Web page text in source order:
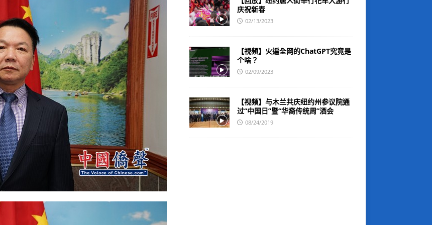
庆祝新春
02/13/2023
【視頻】火遍全网的ChatGPT究竟是
个啥？
02/09/2023
【视频】与木兰共庆纽约州参议院通
过“中国日”暨“华裔传统周”酒会
08/24/2019